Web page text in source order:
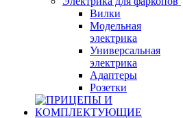
Вилки
Модельная
электрика
Универсальная
электрика
Адаптеры
Розетки